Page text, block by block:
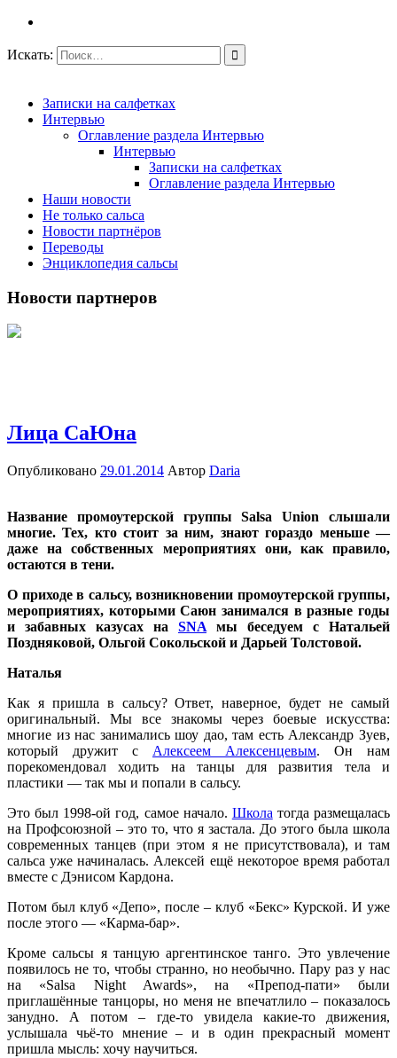
Искать:
Записки на салфетках
Интервью
Оглавление раздела Интервью
Интервью
Записки на салфетках
Оглавление раздела Интервью
Наши новости
Не только сальса
Новости партнёров
Переводы
Энциклопедия сальсы
Новости партнеров
Лица СаЮна
Опубликовано 29.01.2014 Автор Daria
Название промоутерской группы Salsa Union слышали
многие. Тех, кто стоит за ним, знают гораздо меньше —
даже на собственных мероприятиях они, как правило,
остаются в тени.
О приходе в сальсу, возникновении промоутерской группы,
мероприятиях, которыми Саюн занимался в разные годы
и забавных казусах на SNA мы беседуем с Натальей
Поздняковой, Ольгой Сокольской и Дарьей Толстовой.
Наталья
Как я пришла в сальсу? Ответ, наверное, будет не самый
оригинальный. Мы все знакомы через боевые искусства:
многие из нас занимались шоу дао, там есть Александр Зуев,
который дружит с Алексеем Алексенцевым. Он нам
порекомендовал ходить на танцы для развития тела и
пластики — так мы и попали в сальсу.
Это был 1998-ой год, самое начало. Школа тогда размещалась
на Профсоюзной – это то, что я застала. До этого была школа
современных танцев (при этом я не присутствовала), и там
сальса уже начиналась. Алексей ещё некоторое время работал
вместе с Дэнисом Кардона.
Потом был клуб «Депо», после – клуб «Бекс» Курской. И уже
после этого — «Карма-бар».
Кроме сальсы я танцую аргентинское танго. Это увлечение
появилось не то, чтобы странно, но необычно. Пару раз у нас
на «Salsa Night Awards», на «Препод-пати» были
приглашённые танцоры, но меня не впечатлило – показалось
занудно. А потом – где-то увидела какие-то движения,
услышала чьё-то мнение – и в один прекрасный момент
пришла мысль: хочу научиться.